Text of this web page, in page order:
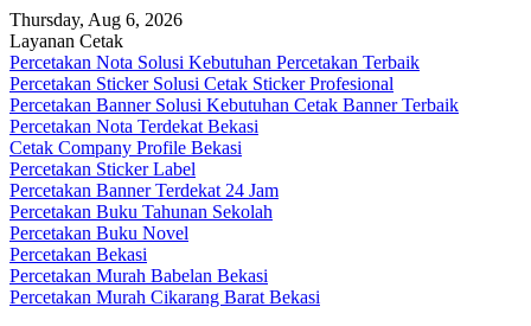
Skip
to
content
Thursday, Aug 6, 2026
Layanan Cetak
Percetakan Nota Solusi Kebutuhan Percetakan Terbaik
Percetakan Sticker Solusi Cetak Sticker Profesional
Percetakan Banner Solusi Kebutuhan Cetak Banner Terbaik
Percetakan Nota Terdekat Bekasi
Cetak Company Profile Bekasi
Percetakan Sticker Label
Percetakan Banner Terdekat 24 Jam
Percetakan Buku Tahunan Sekolah
Percetakan Buku Novel
Percetakan Bekasi
Percetakan Murah Babelan Bekasi
Percetakan Murah Cikarang Barat Bekasi